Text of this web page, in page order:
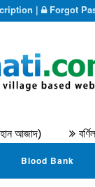
| Forgot
বর্ণিল
Blood Bank